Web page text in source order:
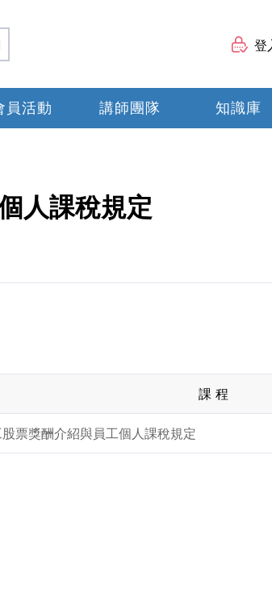
登
員活動 講師團隊 知識庫
人課稅規定
課 程
股票獎酬介紹與員工個人課稅規定